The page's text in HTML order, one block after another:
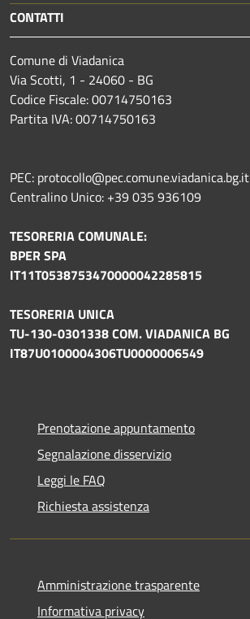
CONTATTI
Comune di Viadanica
Via Scotti, 1 - 24060 - BG
Codice Fiscale: 00714750163
Partita IVA: 00714750163
PEC: protocollo@pec.comune.viadanica.bg.it
Centralino Unico: +39 035 936109
TESORERIA COMUNALE:
BPER SPA
IT11T0538753470000042285815
TESORERIA UNICA
TU-130-0301338 COM. VIADANICA BG
IT87U0100004306TU0000006549
Prenotazione appuntamento
Segnalazione disservizio
Leggi le FAQ
Richiesta assistenza
Amministrazione trasparente
Informativa privacy